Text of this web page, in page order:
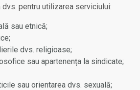
pentru utilizarea serviciului:
sau etnică;
dvs. religioase;
sau apartenența la sindicate;
sau orientarea dvs. sexuală;